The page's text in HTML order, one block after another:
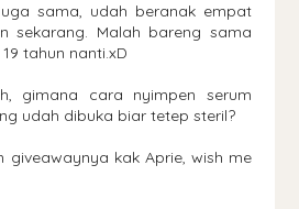
sama, udah beranak empat
sekarang. Malah bareng sama
tahun nanti.xD
gimana cara nyimpen serum
udah dibuka biar tetep steril?
giveawaynya kak Aprie, wish me